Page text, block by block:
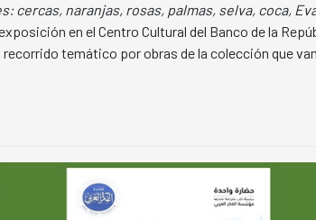
cercas, naranjas, rosas, palmas, selva, coca,
en el Centro Cultural del Banco de la
recorrido temático por obras de la colección que